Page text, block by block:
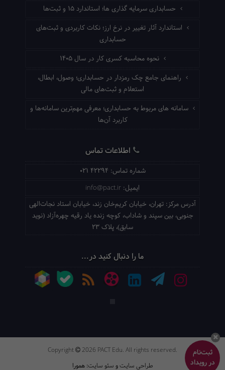
ثبت‌نام
در رویداد
حسابداری سرمایه گذاری ها؛ استاندارد ۱۵ و ثبت‌ها
استاندارد آثار تغییر در نرخ ارز؛ نکات کاربردی و ثبت‌های
حسابداری
نحوه محاسبه کسری کار در سال ۱۴۰۵
راهنمای جامع چک رمزدار در حسابداری؛ وصول، ابطال،
استعلام و ثبت‌های مالی
سامانه های مربوط به حسابداری؛ معرفی مهم‌ترین سامانه‌ها و
کاربرد آن‌ها
اطلاعات تماس
شماره تماس: 021 42294
ایمیل: info@pact.ir
آدرس مرکز: تهران، خیابان کریم‌خان زند، خیابان استاد نجات‌الهی
جنوبی، بین سپند و شاداب، کوچه زنده یاد رقیه چهره‌آزاد (نوید
سابق)، پلاک 23
ما را دنبال کنید در...
Copyright 2026 PACT Edu. All rights reserved.
طراحی سایتو سئو سایت: همورا